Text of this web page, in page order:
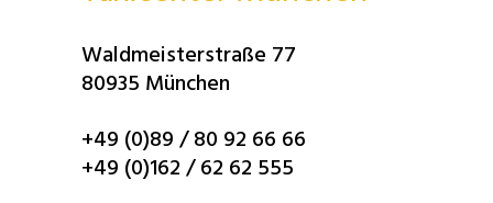
Waldmeisterstraße 77
80935 München
+49 (0)89 / 80 92 66 66
+49 (0)162 / 62 62 555